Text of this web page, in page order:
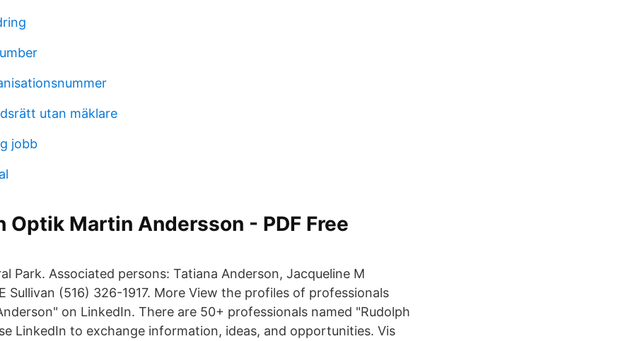
utan mäklare
jobb
Optik Martin Andersson - PDF Free
Park. Associated persons: Tatiana Anderson, Jacqueline M
Sullivan (516) 326-1917. More View the profiles of professionals
on LinkedIn. There are 50+ professionals named "Rudolph
LinkedIn to exchange information, ideas, and opportunities. Vis